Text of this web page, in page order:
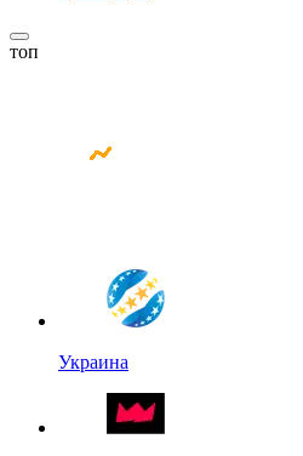
топ
Украина